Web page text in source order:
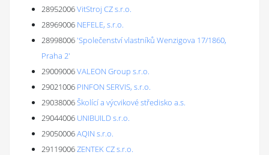
28952006VitStroj CZ s.r.o.
28969006 NEFELE, s.r.o.
28998006'Společenství vlastníků Wenzigova 17/1860,
Praha 2'
29009006VALEON Group s.r.o.
29021006 PINFON SERVIS, s.r.o.
29038006Školící a výcvikové středisko a.s.
29044006 UNIBUILD s.r.o.
29050006AQIN s.r.o.
29119006ZENTEK CZ s.r.o.